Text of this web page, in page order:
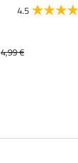
4.5
4,99 €